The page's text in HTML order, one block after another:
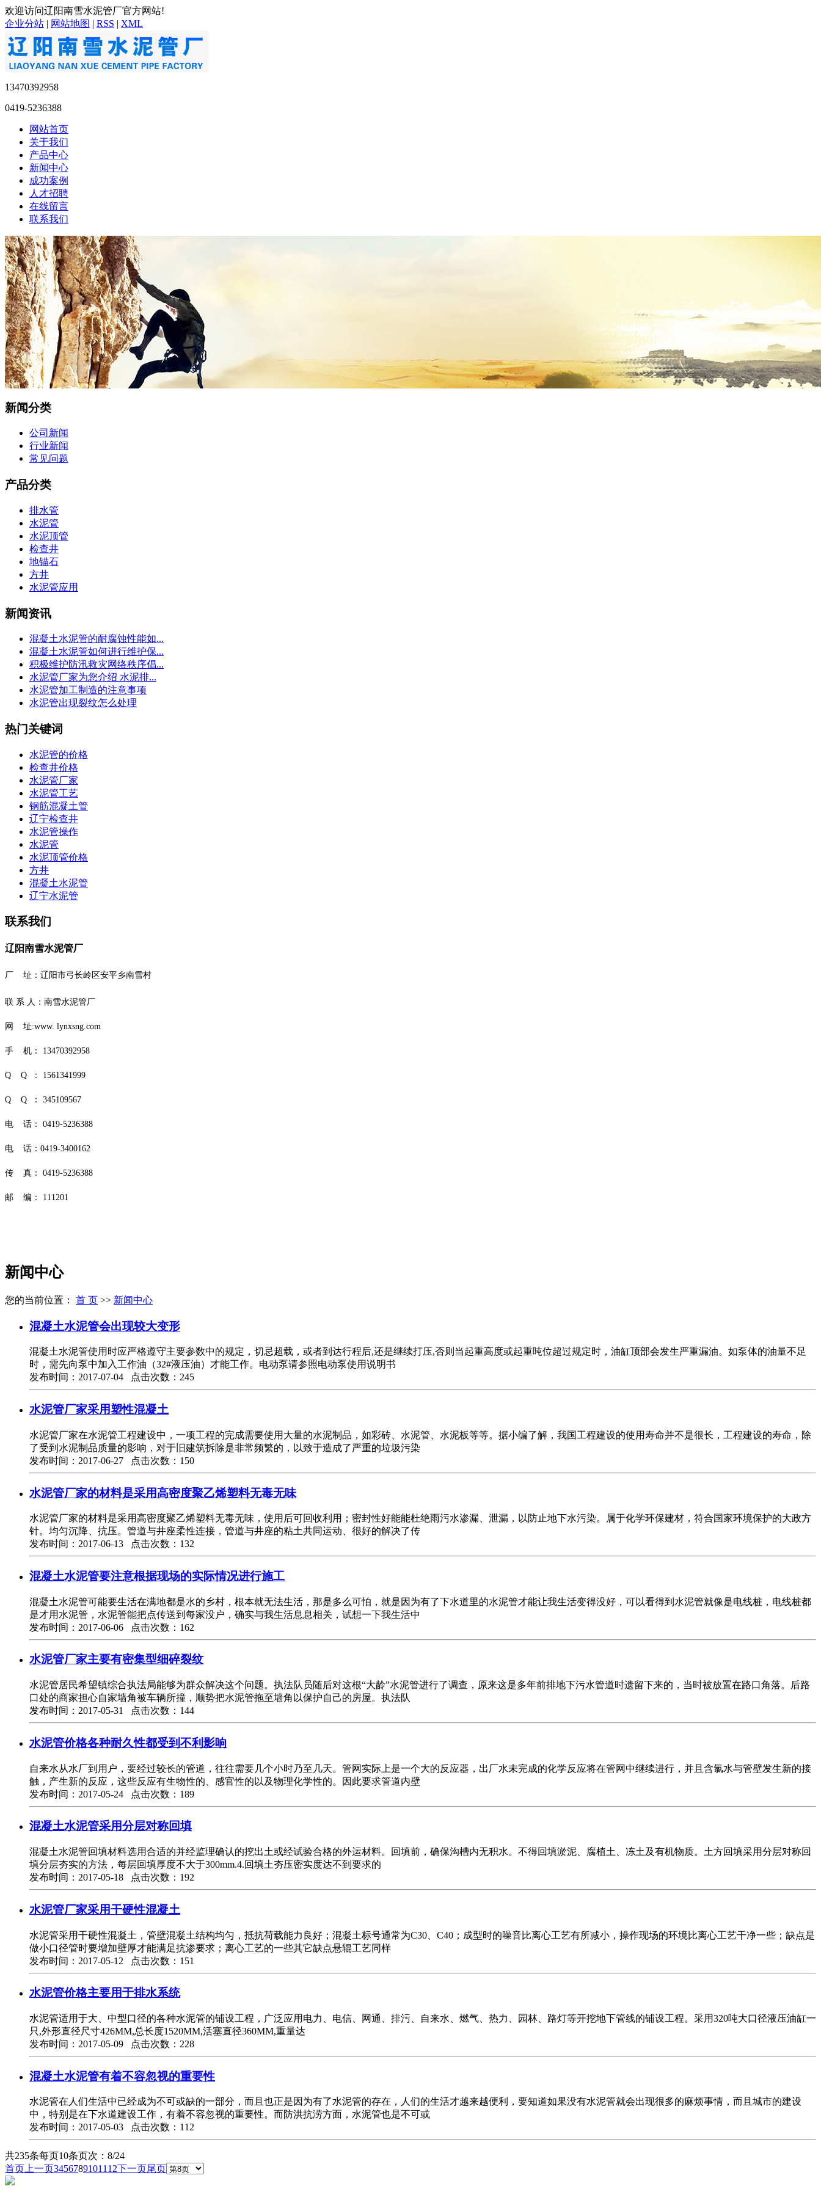
欢迎访问辽阳南雪水泥管厂官方网站!
企业分站 | 网站地图 | RSS | XML
13470392958
0419-5236388
网站首页
关于我们
产品中心
新闻中心
成功案例
人才招聘
在线留言
联系我们
新闻分类
公司新闻
行业新闻
常见问题
产品分类
排水管
水泥管
水泥顶管
检查井
地锚石
方井
水泥管应用
新闻资讯
混凝土水泥管的耐腐蚀性能如...
混凝土水泥管如何进行维护保...
积极维护防汛救灾网络秩序倡...
水泥管厂家为您介绍 水泥排...
水泥管加工制造的注意事项
水泥管出现裂纹怎么处理
热门关键词
水泥管的价格
检查井价格
水泥管厂家
水泥管工艺
钢筋混凝土管
辽宁检查井
水泥管操作
水泥管
水泥顶管价格
方井
混凝土水泥管
辽宁水泥管
联系我们
辽阳南雪水泥管厂
厂 址： 辽阳市弓长岭区安平乡南雪村
联 系 人：南雪水泥管厂
网 址:www. lynxsng.com
手 机： 13470392958
Q Q ： 1561341999
Q Q ： 345109567
电 话： 0419-5236388
电 话：0419-3400162
传 真： 0419-5236388
邮 编： 111201
新闻中心
您的当前位置： 首 页 >> 新闻中心
混凝土水泥管会出现较大变形
混凝土水泥管使用时应严格遵守主要参数中的规定，切忌超载，或者到达行程后,还是继续打压,否则当起重高度或起重吨位超过规定时，油缸顶部会发生严重漏油。如泵体的油量不足
时，需先向泵中加入工作油（32#液压油）才能工作。电动泵请参照电动泵使用说明书
发布时间：2017-07-04 点击次数：245
水泥管厂家采用塑性混凝土
水泥管厂家在水泥管工程建设中，一项工程的完成需要使用大量的水泥制品，如彩砖、水泥管、水泥板等等。据小编了解，我国工程建设的使用寿命并不是很长，工程建设的寿命，除
了受到水泥制品质量的影响，对于旧建筑拆除是非常频繁的，以致于造成了严重的垃圾污染
发布时间：2017-06-27 点击次数：150
水泥管厂家的材料是采用高密度聚乙烯塑料无毒无味
水泥管厂家的材料是采用高密度聚乙烯塑料无毒无味，使用后可回收利用；密封性好能能杜绝雨污水渗漏、泄漏，以防止地下水污染。属于化学环保建材，符合国家环境保护的大政方
针。均匀沉降、抗压。管道与井座柔性连接，管道与井座的粘土共同运动、很好的解决了传
发布时间：2017-06-13 点击次数：132
混凝土水泥管要注意根据现场的实际情况进行施工
混凝土水泥管可能要生活在满地都是水的乡村，根本就无法生活，那是多么可怕，就是因为有了下水道里的水泥管才能让我生活变得没好，可以看得到水泥管就像是电线桩，电线桩都
是才用水泥管，水泥管能把点传送到每家没户，确实与我生活息息相关，试想一下我生活中
发布时间：2017-06-06 点击次数：162
水泥管厂家主要有密集型细碎裂纹
水泥管居民希望镇综合执法局能够为群众解决这个问题。执法队员随后对这根“大龄”水泥管进行了调查，原来这是多年前排地下污水管道时遗留下来的，当时被放置在路口角落。后路
口处的商家担心自家墙角被车辆所撞，顺势把水泥管拖至墙角以保护自己的房屋。执法队
发布时间：2017-05-31 点击次数：144
水泥管价格各种耐久性都受到不利影响
自来水从水厂到用户，要经过较长的管道，往往需要几个小时乃至几天。管网实际上是一个大的反应器，出厂水未完成的化学反应将在管网中继续进行，并且含氯水与管壁发生新的接
触，产生新的反应，这些反应有生物性的、感官性的以及物理化学性的。因此要求管道内壁
发布时间：2017-05-24 点击次数：189
混凝土水泥管采用分层对称回填
混凝土水泥管回填材料选用合适的并经监理确认的挖出土或经试验合格的外运材料。回填前，确保沟槽内无积水。不得回填淤泥、腐植土、冻土及有机物质。土方回填采用分层对称回
填分层夯实的方法，每层回填厚度不大于300mm.4.回填土夯压密实度达不到要求的
发布时间：2017-05-18 点击次数：192
水泥管厂家采用干硬性混凝土
水泥管采用干硬性混凝土，管壁混凝土结构均匀，抵抗荷载能力良好；混凝土标号通常为C30、C40；成型时的噪音比离心工艺有所减小，操作现场的环境比离心工艺干净一些；缺点是
做小口径管时要增加壁厚才能满足抗渗要求；离心工艺的一些其它缺点悬辊工艺同样
发布时间：2017-05-12 点击次数：151
水泥管价格主要用于排水系统
水泥管适用于大、中型口径的各种水泥管的铺设工程，广泛应用电力、电信、网通、排污、自来水、燃气、热力、园林、路灯等开挖地下管线的铺设工程。采用320吨大口径液压油缸一
只,外形直径尺寸426MM,总长度1520MM,活塞直径360MM,重量达
发布时间：2017-05-09 点击次数：228
混凝土水泥管有着不容忽视的重要性
水泥管在人们生活中已经成为不可或缺的一部分，而且也正是因为有了水泥管的存在，人们的生活才越来越便利，要知道如果没有水泥管就会出现很多的麻烦事情，而且城市的建设
中，特别是在下水道建设工作，有着不容忽视的重要性。而防洪抗涝方面，水泥管也是不可或
发布时间：2017-05-03 点击次数：112
共235条每页10条页次：8/24
首页 上一页34567891011 12下一页尾页